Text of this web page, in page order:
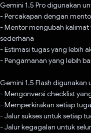
Gemini 1.5 Pro digunakan
- Percakapan dengan
- Mentor mengubah kalimat
sederhana
- Estimasi tugas yang lebih
- Pengamanan yang lebih
Gemini 1.5 Flash digunakan
- Mengonversi checklist
- Memperkirakan setiap
- Jalur sukses untuk setiap
- Jalur kegagalan untuk